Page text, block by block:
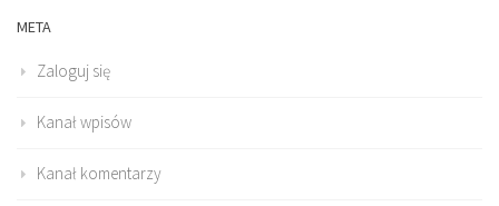
META
Zaloguj się
Kanał wpisów
Kanał komentarzy